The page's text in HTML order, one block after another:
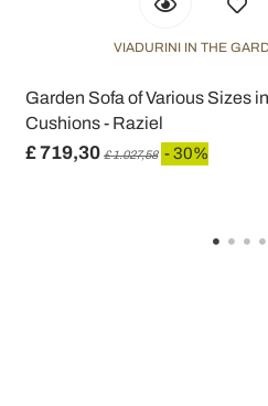
VIADURINI IN THE
Garden Sofa of Various Sizes
Cushions - Raziel
£ 719,30 £ 1.027,58 - 30%